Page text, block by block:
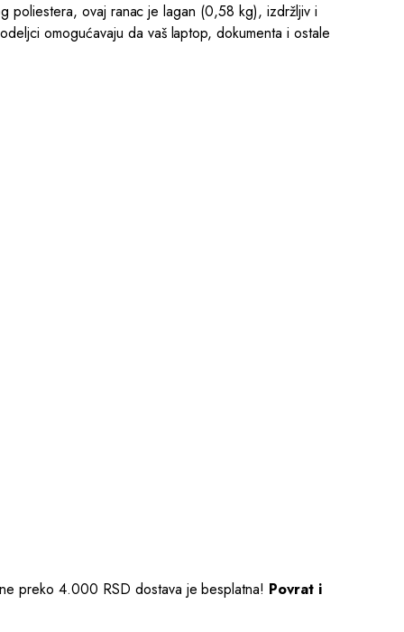
poliestera, ovaj ranac je lagan (0,58 kg), izdržljiv i
omogućavaju da vaš laptop, dokumenta i ostale
preko 4.000 RSD dostava je besplatna! Povrat i